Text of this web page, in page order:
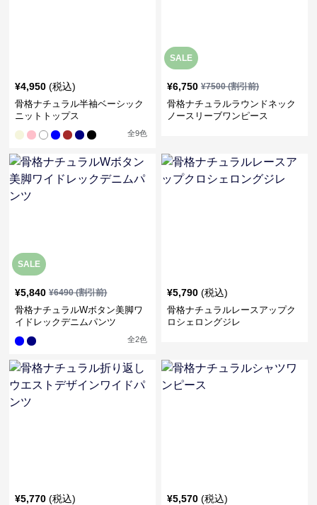
¥4,950 (税込)
骨格ナチュラル半袖ベーシック
ニットトップス
全9色
SALE
¥6,750 ¥7500(割引前)
骨格ナチュラルラウンドネック
ノースリーブワンピース
SALE
¥5,840 ¥6490(割引前)
骨格ナチュラルWボタン美脚ワ
イドレックデニムパンツ
全2色
¥5,790 (税込)
骨格ナチュラルレースアップク
ロシェロングジレ
¥5,770 (税込) ¥5,570 (税込)